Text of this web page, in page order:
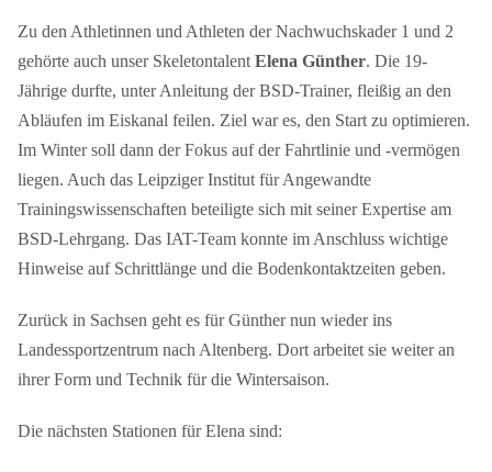
Zu den Athletinnen und Athleten der Nachwuchskader 1 und 2
gehörte auch unser Skeletontalent Elena Günther. Die 19-
Jährige durfte, unter Anleitung der BSD-Trainer, fleißig an den
Abläufen im Eiskanal feilen. Ziel war es, den Start zu optimieren.
Im Winter soll dann der Fokus auf der Fahrtlinie und -vermögen
liegen. Auch das Leipziger Institut für Angewandte
Trainingswissenschaften beteiligte sich mit seiner Expertise am
BSD-Lehrgang. Das IAT-Team konnte im Anschluss wichtige
Hinweise auf Schrittlänge und die Bodenkontaktzeiten geben.
Zurück in Sachsen geht es für Günther nun wieder ins
Landessportzentrum nach Altenberg. Dort arbeitet sie weiter an
ihrer Form und Technik für die Wintersaison.
Die nächsten Stationen für Elena sind: